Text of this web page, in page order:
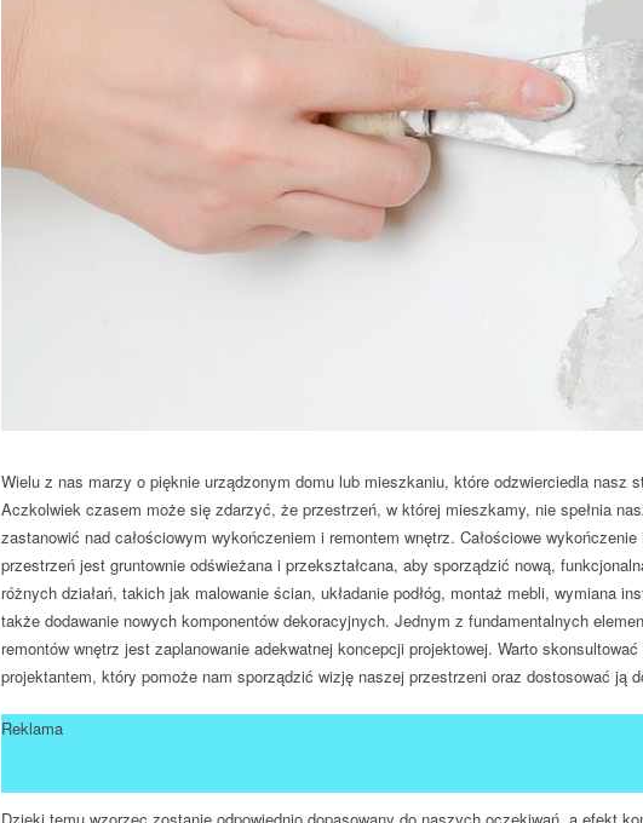
Wielu z nas marzy o pięknie urządzonym domu lub mieszkaniu, które odzwierciedla nasz
Aczkolwiek czasem może się zdarzyć, że przestrzeń, w której mieszkamy, nie spełnia
zastanowić nad całościowym wykończeniem i remontem wnętrz. Całościowe
przestrzeń jest gruntownie odświeżana i przekształcana, aby sporządzić nową,
różnych działań, takich jak malowanie ścian, układanie podłóg, montaż mebli, wymiana
także dodawanie nowych komponentów dekoracyjnych. Jednym z fundamentalnych
remontów wnętrz jest zaplanowanie adekwatnej koncepcji projektowej. Warto
projektantem, który pomoże nam sporządzić wizję naszej przestrzeni oraz dostosować ją
Reklama